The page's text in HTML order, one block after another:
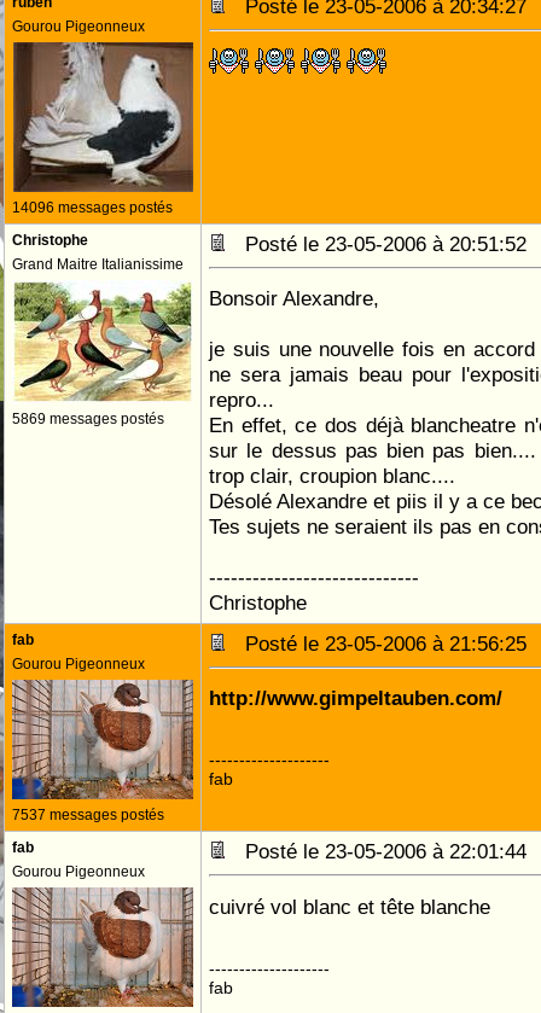
Gourou Pigeonneux
14096 messages postés
Posté le 23-05-2006 à
Christophe
Grand Maitre Italianissime
5869 messages postés
Posté le 23-05-2006 à
Bonsoir Alexandre,
je suis une nouvelle fois en
ne sera jamais beau pour
repro...
En effet, ce dos déjà blancheatre
sur le dessus pas bien pas
trop clair, croupion blanc....
Désolé Alexandre et piis il y a ce
Tes sujets ne seraient ils pas en
-----------------------------
Christophe
fab
Gourou Pigeonneux
7537 messages postés
Posté le 23-05-2006 à
http://www.gimpeltauben.com/
--------------------
fab
fab
Gourou Pigeonneux
Posté le 23-05-2006 à
cuivré vol blanc et tête blanche
--------------------
fab